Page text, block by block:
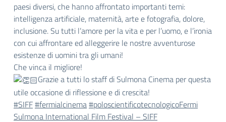
paesi diversi, che hanno affrontato importanti temi:
intelligenza artificiale, maternità, arte e fotografia, dolore,
inclusione. Su tutti l’amore per la vita e per l’uomo, e l’ironia
con cui affrontare ed alleggerire le nostre avventurose
esistenze di uomini tra gli umani!
Che vinca il migliore!
Grazie a tutti lo staff di Sulmona Cinema per questa
utile occasione di riflessione e di crescita!
#SIFF#fermialcinema#poloscientificotecnologicoFermi
Sulmona International Film Festival – SIFF